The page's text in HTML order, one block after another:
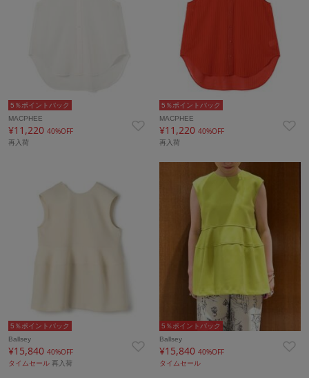
5％ポイントバック
MACPHEE
¥11,220 40%OFF
再入荷
5％ポイントバック
MACPHEE
¥11,22040%OFF
再入荷
5％ポイントバック
Ballsey
¥15,840 40%OFF
タイムセール 再入荷
5％ポイントバック
Ballsey
¥15,84040%OFF
タイムセール